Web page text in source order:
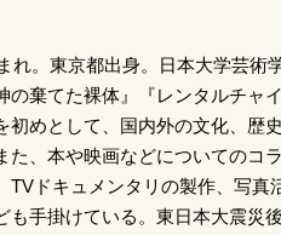
れ。東京都出身。日本大学芸術
の棄てた裸体』『レンタルチャ
初めとして、国内外の文化、歴
た、本や映画などについてのコ
TVドキュメンタリの製作、写真
も手掛けている。東日本大震災